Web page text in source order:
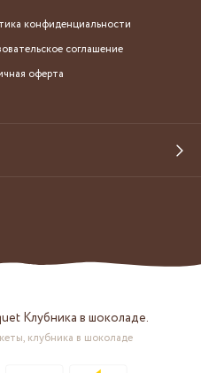
конфиденциальности
соглашение
оферта
Клубника в шоколаде.
клубника в шоколаде